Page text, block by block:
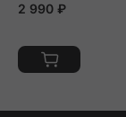
2 990 ₽